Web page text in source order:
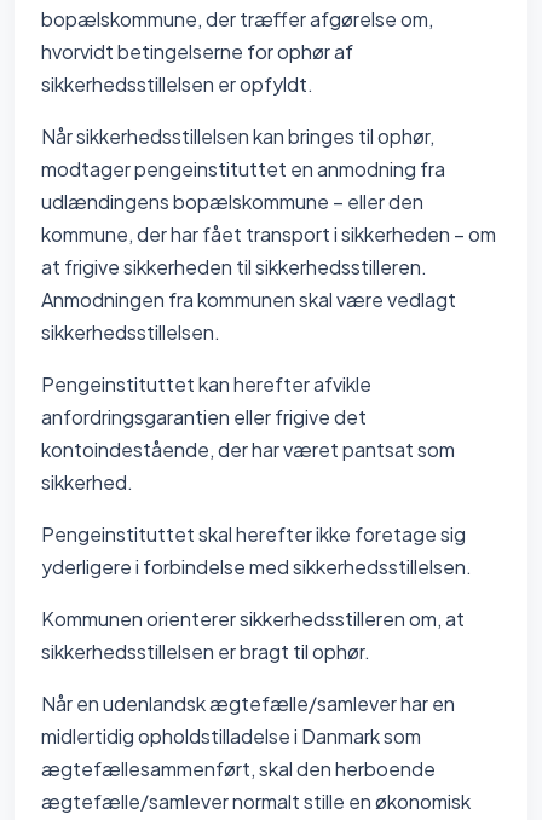
bopælskommune, der træffer afgørelse om,
hvorvidt betingelserne for ophør af
sikkerhedsstillelsen er opfyldt.
Når sikkerhedsstillelsen kan bringes til ophør,
modtager pengeinstituttet en anmodning fra
udlændingens bopælskommune – eller den
kommune, der har fået transport i sikkerheden – om
at frigive sikkerheden til sikkerhedsstilleren.
Anmodningen fra kommunen skal være vedlagt
sikkerhedsstillelsen.
Pengeinstituttet kan herefter afvikle
anfordringsgarantien eller frigive det
kontoindestående, der har været pantsat som
sikkerhed.
Pengeinstituttet skal herefter ikke foretage sig
yderligere i forbindelse med sikkerhedsstillelsen.
Kommunen orienterer sikkerhedsstilleren om, at
sikkerhedsstillelsen er bragt til ophør.
Når en udenlandsk ægtefælle/samlever har en
midlertidig opholdstilladelse i Danmark som
ægtefællesammenført, skal den herboende
ægtefælle/samlever normalt stille en økonomisk